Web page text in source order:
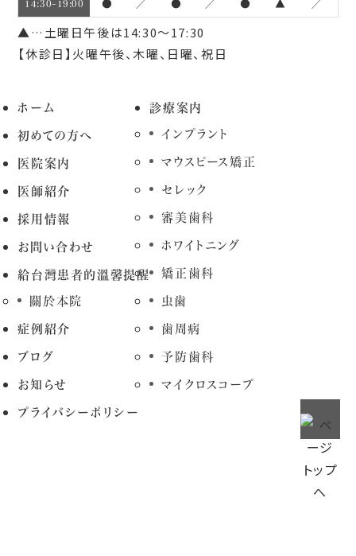
14:30~19:00 ● ／ ● ／ ● ▲ ／
▲…土曜日午後は14:30～17:30
【休診日】火曜午後、木曜、日曜、祝日
ホーム
初めての方へ
医院案内
医師紹介
採用情報
お問い合わせ
給台灣患者的溫馨提醒
關於本院
症例紹介
ブログ
お知らせ
プライバシーポリシー
診療案内
インプラント
マウスピース矯正
セレック
審美歯科
ホワイトニング
矯正歯科
虫歯
歯周病
予防歯科
マイクロスコープ